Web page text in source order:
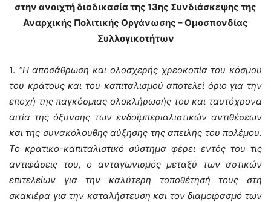
στην ανοιχτή διαδικασία της 13ης Συνδιάσκεψης της
Αναρχικής Πολιτικής Οργάνωσης – Ομοσπονδίας
Συλλογικοτήτων
1. “Η αποσάθρωση και ολοσχερής χρεοκοπία του κόσμου
του κράτους και του καπιταλισμού αποτελεί όριο για την
εποχή της παγκόσμιας ολοκλήρωσής του και ταυτόχρονα
αιτία της όξυνσης των ενδοϊμπεριαλιστικών αντιθέσεων
και της συνακόλουθης αύξησης της απειλής του πολέμου.
Το κρατικο-καπιταλιστικό σύστημα φέρει εντός του τις
αντιφάσεις του, ο ανταγωνισμός μεταξύ των αστικών
επιτελείων για την καλύτερη τοποθέτησή τους στη
σκακιέρα για την καταλήστευση και τον διαμοιρασμό των